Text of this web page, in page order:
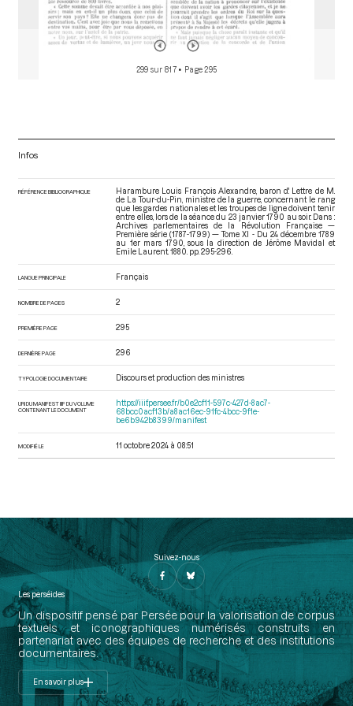
299 sur 817 • Page 295
Infos
RÉFÉRENCE BIBLIOGRAPHIQUE
Harambure Louis François Alexandre, baron d'. Lettre de M.
de La Tour-du-Pin, ministre de la guerre, concernant le rang
que les gardes nationales et les troupes de ligne doivent tenir
entre elles, lors de la séance du 23 janvier 1790 au soir. Dans :
Archives parlementaires de la Révolution Française —
Première série (1787-1799) — Tome XI - Du 24 décembre 1789
au 1er mars 1790 , sous la direction de Jérôme Mavidal et
Emile Laurent. 1880. pp. 295-296.
LANGUE PRINCIPALE Français
NOMBRE DE PAGES 2
PREMIÈRE PAGE 295
DERNIÈRE PAGE 296
TYPOLOGIE DOCUMENTAIRE Discours et production des ministres
URI DU MANIFEST IIIF DU VOLUME
CONTENANT LE DOCUMENT
https://iiif.persee.fr/b0e2cf11-597c-427d-8ac7-
68bcc0acf13b/a8ac16ec-91fc-4bcc-9f1e-
be6b942b8399/manifest
MODIFIÉ LE 11 octobre 2024 à 08:51
Suivez-nous
Les perséides
Un dispositif pensé par Persée pour la valorisation de corpus
textuels et iconographiques numérisés construits en
partenariat avec des équipes de recherche et des institutions
documentaires.
En savoir plus